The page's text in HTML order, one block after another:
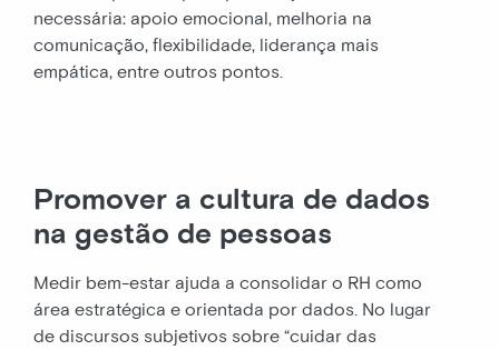
necessária: apoio emocional, melhoria na
comunicação, flexibilidade, liderança mais
empática, entre outros pontos.
Promover a cultura de dados
na gestão de pessoas
Medir bem-estar ajuda a consolidar o RH como
área estratégica e orientada por dados. No lugar
de discursos subjetivos sobre “cuidar das